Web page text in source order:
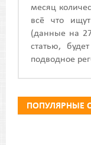
месяц
всё что
(данные на
статью,
подводное
ПОПУЛЯРНЫЕ